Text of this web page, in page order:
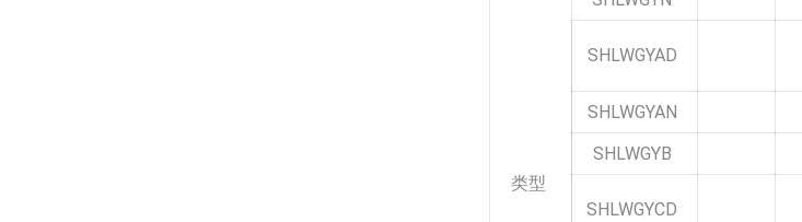
类型
SHLWGYAD
SHLWGYAN
SHLWGYB
SHLWGYCD